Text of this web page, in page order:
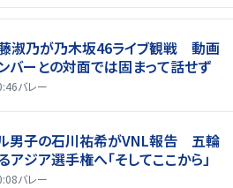
藤淑乃が乃木坂46ライブ観戦 動画
ーとの対面では固まって話せず
バレー
男子の石川祐希がVNL報告 五輪
アジア選手権へ「そしてここから」
バレー